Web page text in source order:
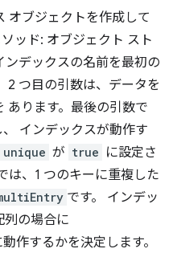
オブジェクトを作成して
ソッド: オブジェクト スト
デックスの名前を最初の
2 つ目の引数は、データを
あります。最後の引数で
インデックスが動作す
unique が true に設定さ
は、1 つのキーに重複した
です。 インデッ
列の場合に
作するかを決定します。